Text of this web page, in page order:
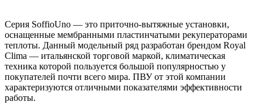
Серия SoffioUno — это приточно-вытяжные установки,
оснащенные мембранными пластинчатыми рекуператорами
теплоты. Данный модельный ряд разработан брендом Royal
Clima — итальянской торговой маркой, климатическая
техника которой пользуется большой популярностью у
покупателей почти всего мира. ПВУ от этой компании
характеризуются отличными показателями эффективности
работы.